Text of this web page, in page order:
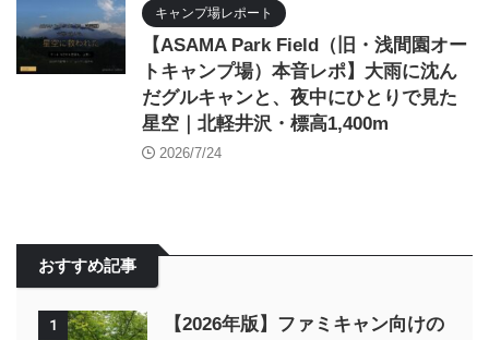
キャンプ場レポート
【ASAMA Park Field（旧・浅間園オー
トキャンプ場）本音レポ】大雨に沈ん
だグルキャンと、夜中にひとりで見た
星空｜北軽井沢・標高1,400m
2026/7/24
おすすめ記事
1
【2026年版】ファミキャン向けの